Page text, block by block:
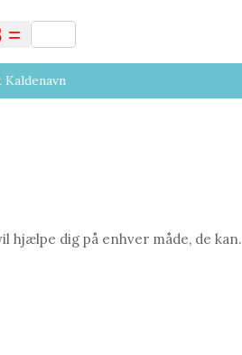
hjælpe dig på enhver måde, de kan.